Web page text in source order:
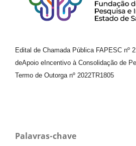
Edital de Chamada Pública FAPESC nº
deApoio e Incentivo à Consolidação de
Termo de Outorga nº 2022TR1805
Palavras-chave